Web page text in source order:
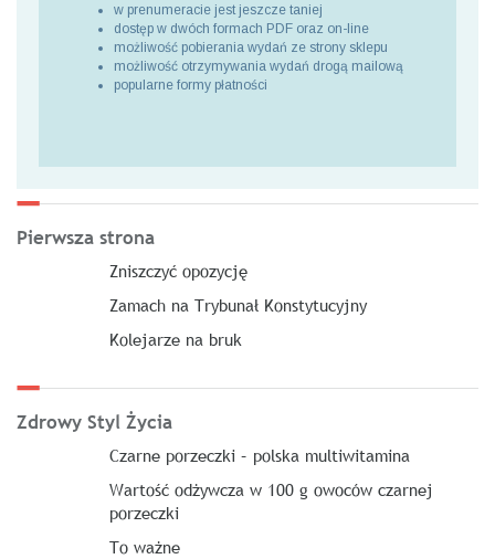
w prenumeracie jest jeszcze taniej
dostęp w dwóch formach PDF oraz on-line
możliwość pobierania wydań ze strony sklepu
możliwość otrzymywania wydań drogą mailową
popularne formy płatności
Pierwsza strona
Zniszczyć opozycję
Zamach na Trybunał Konstytucyjny
Kolejarze na bruk
Zdrowy Styl Życia
Czarne porzeczki – polska multiwitamina
Wartość odżywcza w 100 g owoców czarnej
porzeczki
To ważne